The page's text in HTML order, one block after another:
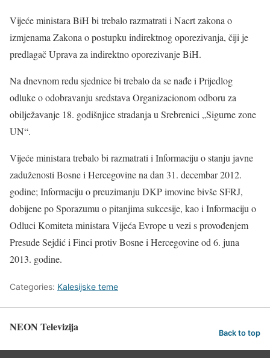
Vijeće ministara BiH bi trebalo razmatrati i Nacrt zakona o
izmjenama Zakona o postupku indirektnog oporezivanja, čiji je
predlagač Uprava za indirektno oporezivanje BiH.
Na dnevnom redu sjednice bi trebalo da se nađe i Prijedlog
odluke o odobravanju sredstava Organizacionom odboru za
obilježavanje 18. godišnjice stradanja u Srebrenici „Sigurne zone
UN“.
Vijeće ministara trebalo bi razmatrati i Informaciju o stanju javne
zaduženosti Bosne i Hercegovine na dan 31. decembar 2012.
godine; Informaciju o preuzimanju DKP imovine bivše SFRJ,
dobijene po Sporazumu o pitanjima sukcesije, kao i Informaciju o
Odluci Komiteta ministara Vijeća Evrope u vezi s provođenjem
Presude Sejdić i Finci protiv Bosne i Hercegovine od 6. juna
2013. godine.
Categories: Kalesijske teme
NEON Televizija Back to top